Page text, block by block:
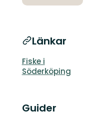
Länkar
Fiske i
Söderköping
Guider